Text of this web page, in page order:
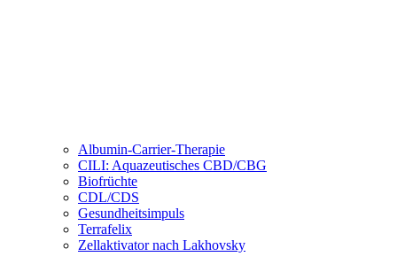
Albumin-Carrier-Therapie
CILI: Aquazeutisches CBD/CBG
Biofrüchte
CDL/CDS
Gesundheitsimpuls
Terrafelix
Zellaktivator nach Lakhovsky